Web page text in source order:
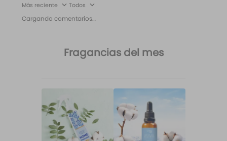
Más reciente Todos
Cargando comentarios…
Fragancias del mes